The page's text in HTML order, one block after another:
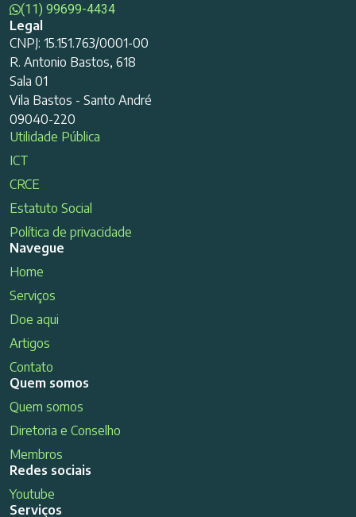
(11) 99699-4434
Legal
CNPJ: 15.151.763/0001-00
R. Antonio Bastos, 618
Sala 01
Vila Bastos - Santo André
09040-220
Utilidade Pública
ICT
CRCE
Estatuto Social
Política de privacidade
Navegue
Home
Serviços
Doe aqui
Artigos
Contato
Quem somos
Quem somos
Diretoria e Conselho
Membros
Redes sociais
Youtube
Serviços